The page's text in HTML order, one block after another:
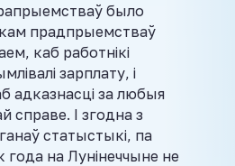
было
прадпрыемстваў
каб работнікі
зарплату, і
адказнасці за любыя
справе. І згодна з
статыстыкі, па
года на Лунінеччыне не